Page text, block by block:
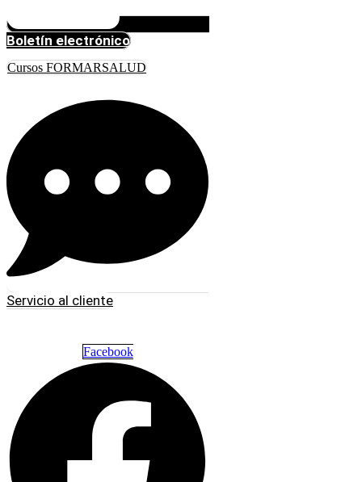
Boletín electrónico
Cursos FORMARSALUD
Servicio al cliente
Facebook